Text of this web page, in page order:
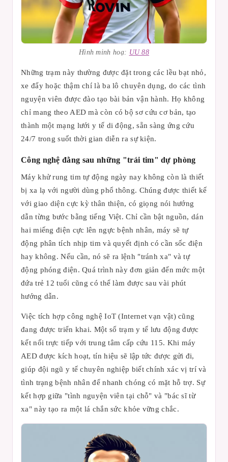
Hình minh hoạ: UU 88
Những trạm này thường được đặt trong các lều bạt nhỏ,
xe đẩy hoặc thậm chí là ba lô chuyên dụng, do các tình
nguyện viên được đào tạo bài bản vận hành. Họ không
chỉ mang theo AED mà còn có bộ sơ cứu cơ bản, tạo
thành một mạng lưới y tế di động, sẵn sàng ứng cứu
24/7 trong suốt thời gian diễn ra sự kiện.
Công nghệ đằng sau những "trái tim" dự phòng
Máy khử rung tim tự động ngày nay không còn là thiết
bị xa lạ với người dùng phổ thông. Chúng được thiết kế
với giao diện cực kỳ thân thiện, có giọng nói hướng
dẫn từng bước bằng tiếng Việt. Chỉ cần bật nguồn, dán
hai miếng điện cực lên ngực bệnh nhân, máy sẽ tự
động phân tích nhịp tim và quyết định có cần sốc điện
hay không. Nếu cần, nó sẽ ra lệnh "tránh xa" và tự
động phóng điện. Quá trình này đơn giản đến mức một
đứa trẻ 12 tuổi cũng có thể làm được sau vài phút
hướng dẫn.
Việc tích hợp công nghệ IoT (Internet vạn vật) cũng
đang được triển khai. Một số trạm y tế lưu động được
kết nối trực tiếp với trung tâm cấp cứu 115. Khi máy
AED được kích hoạt, tín hiệu sẽ lập tức được gửi đi,
giúp đội ngũ y tế chuyên nghiệp biết chính xác vị trí và
tình trạng bệnh nhân để nhanh chóng có mặt hỗ trợ. Sự
kết hợp giữa "tình nguyện viên tại chỗ" và "bác sĩ từ
xa" này tạo ra một lá chắn sức khỏe vững chắc.